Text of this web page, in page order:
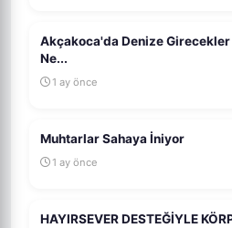
Akçakoca'da Denize Girecekler Dikkat!
Ne...
1 ay önce
Muhtarlar Sahaya İniyor
1 ay önce
HAYIRSEVER DESTEĞİYLE